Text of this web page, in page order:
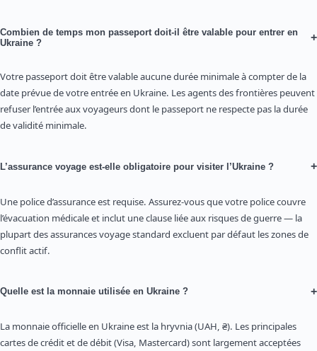
Combien de temps mon passeport doit-il être valable pour entrer en
Ukraine ?
+
Votre passeport doit être valable aucune durée minimale à compter de la
date prévue de votre entrée en Ukraine. Les agents des frontières peuvent
refuser l’entrée aux voyageurs dont le passeport ne respecte pas la durée
de validité minimale.
L’assurance voyage est-elle obligatoire pour visiter l’Ukraine ? +
Une police d’assurance est requise. Assurez-vous que votre police couvre
l’évacuation médicale et inclut une clause liée aux risques de guerre — la
plupart des assurances voyage standard excluent par défaut les zones de
conflit actif.
Quelle est la monnaie utilisée en Ukraine ? +
La monnaie officielle en Ukraine est la hryvnia (UAH, ₴). Les principales
cartes de crédit et de débit (Visa, Mastercard) sont largement acceptées